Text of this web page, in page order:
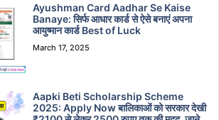
Ayushman Card Aadhar Se Kaise
Banaye: सिर्फ आधार कार्ड से ऐसे बनाएं अपना
आयुष्मान कार्ड Best of Luck
March 17, 2025
Aapki Beti Scholarship Scheme
2025: Apply Now बालिकाओं को सरकार देखी